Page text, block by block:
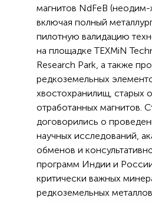
магнитов NdFeB
включая полный
пилотную валидацию
на площадке TEXMiN
Research Park, а также
редкоземельных
хвостохранилищ, старых
отработанных магнитов.
договорились о
научных исследований,
обменов и
программ Индии и
критически важных
редкоземельных